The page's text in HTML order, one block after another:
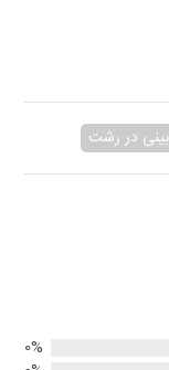
در رشت
0%